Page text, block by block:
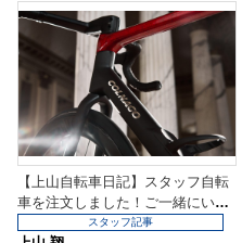
【上山自転車日記】スタッフ自転
車を注文しました！ご一緒にいか
スタッフ記事